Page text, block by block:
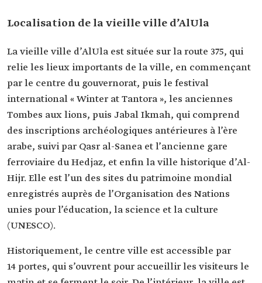
Localisation de la vieille ville d’AlUla
La vieille ville d’AlUla est située sur la route 375, qui
relie les lieux importants de la ville, en commençant
par le centre du gouvernorat, puis le festival
international « Winter at Tantora », les anciennes
Tombes aux lions, puis Jabal Ikmah, qui comprend
des inscriptions archéologiques antérieures à l’ère
arabe, suivi par Qasr al-Sanea et l’ancienne gare
ferroviaire du Hedjaz, et enfin la ville historique d’Al-
Hijr. Elle est l’un des sites du patrimoine mondial
enregistrés auprès de l’Organisation des Nations
unies pour l’éducation, la science et la culture
(UNESCO).
Historiquement, le centre ville est accessible par
14 portes, qui s’ouvrent pour accueillir les visiteurs le